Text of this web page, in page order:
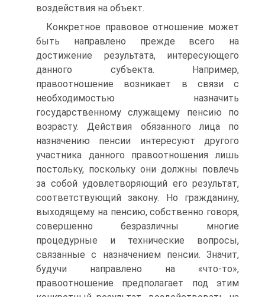
воздействия на объект.
Конкретное правовое отношение может
быть направлено прежде всего на
достижение результата, интересующего
данного субъекта. Например,
правоотношение возникает в связи с
необходимостью назначить
государственному служащему пенсию по
возрасту. Действия обязанного лица по
назначению пенсии интересуют другого
участника данного правоотношения лишь
постольку, поскольку они должны повлечь
за собой удовлетворяющий его результат,
соответствующий закону. Но гражданину,
выходящему на пенсию, собственно говоря,
совершенно безразличны многие
процедурные и технические вопросы,
связанные с назначением пенсии. Значит,
будучи направлено на «что-то»,
правоотношение предполагает под этим